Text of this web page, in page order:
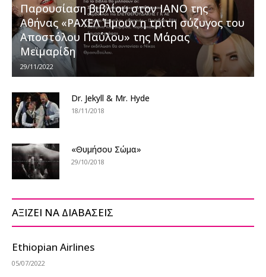
Παρουσίαση βιβλίου στον ΙΑΝΟ της
Αθήνας «ΡΑΧΕΛ Ήμουν η τρίτη σύζυγος του
Αποστόλου Παύλου» της Μάρας
Μεϊμαρίδη
29/11/2022
Dr. Jekyll & Mr. Hyde
18/11/2018
«Θυμήσου Σώμα»
29/10/2018
ΑΞΙΖΕΙ ΝΑ ΔΙΑΒΑΣΕΙΣ
Ethiopian Airlines
05/07/2022